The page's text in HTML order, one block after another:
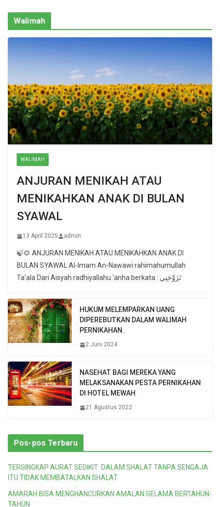
Walimah
WALIMAH
ANJURAN MENIKAH ATAU
MENIKAHKAN ANAK DI BULAN
SYAWAL
13 April 2025 admin
🍃🌻 ANJURAN MENIKAH ATAU MENIKAHKAN ANAK DI
BULAN SYAWAL Al-Imam An-Nawawi rahimahumullah
Ta’ala Dari Aisyah radhiyallahu ‘anha berkata : تَزَوَّجَنِي
HUKUM MELEMPARKAN UANG
DIPEREBUTKAN DALAM WALIMAH
PERNIKAHAN.
2 Juni 2024
NASEHAT BAGI MEREKA YANG
MELAKSANAKAN PESTA PERNIKAHAN
DI HOTEL MEWAH
21 Agustus 2022
Pos-pos Terbaru
TERSINGKAP AURAT SEDIKIT DALAM SHALAT TANPA SENGAJA
ITU TIDAK MEMBATALKAN SHALAT
AMARAH BISA MENGHANCURKAN AMALAN SELAMA BERTAHUN-
TAHUN